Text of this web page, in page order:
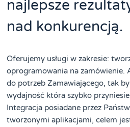
najlepsze
nad konkurencją.
Oferujemy usługi w zakresie:
oprogramowania na zamówienie.
do potrzeb Zamawiającego, tak
wydajność która szybko
Integracja posiadane przez
tworzonymi aplikacjami, celem